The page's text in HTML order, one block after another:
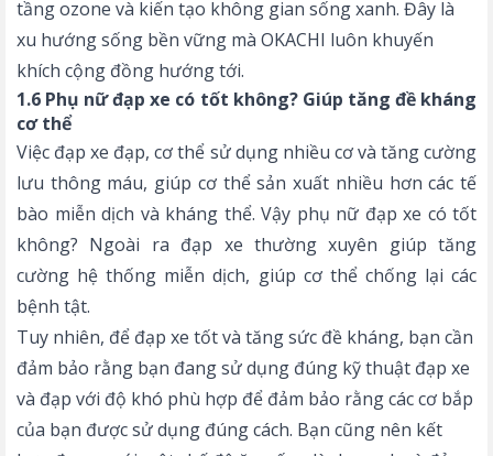
tầng ozone và kiến tạo không gian sống xanh. Đây là
xu hướng sống bền vững mà OKACHI luôn khuyến
khích cộng đồng hướng tới.
1.6 Phụ nữ đạp xe có tốt không? Giúp tăng đề kháng
cơ thể
Việc đạp xe đạp, cơ thể sử dụng nhiều cơ và tăng cường
lưu thông máu, giúp cơ thể sản xuất nhiều hơn các tế
bào miễn dịch và kháng thể. Vậy phụ nữ đạp xe có tốt
không? Ngoài ra đạp xe thường xuyên giúp tăng
cường hệ thống miễn dịch, giúp cơ thể chống lại các
bệnh tật.
Tuy nhiên, để đạp xe tốt và tăng sức đề kháng, bạn cần
đảm bảo rằng bạn đang sử dụng đúng kỹ thuật đạp xe
và đạp với độ khó phù hợp để đảm bảo rằng các cơ bắp
của bạn được sử dụng đúng cách. Bạn cũng nên kết